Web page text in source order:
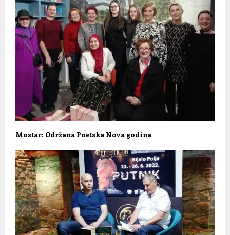
Mostar: Održana Poetska Nova godina